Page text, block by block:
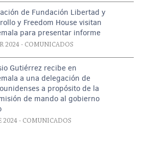
de Fundación Libertad y
y Freedom House visitan
para presentar informe
2024 - COMUNICADOS
Gutiérrez recibe en
a una delegación de
a propósito de la
de mando al gobierno
2024 - COMUNICADOS